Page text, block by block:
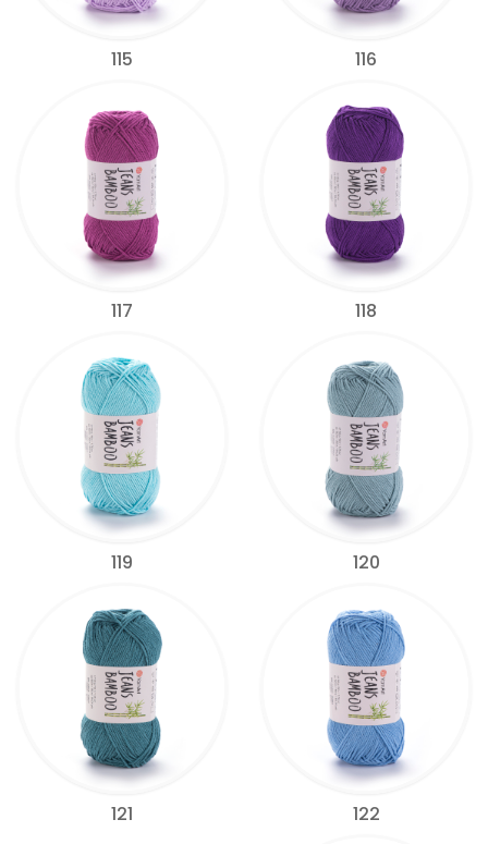
115 116
117 118
119 120
121 122